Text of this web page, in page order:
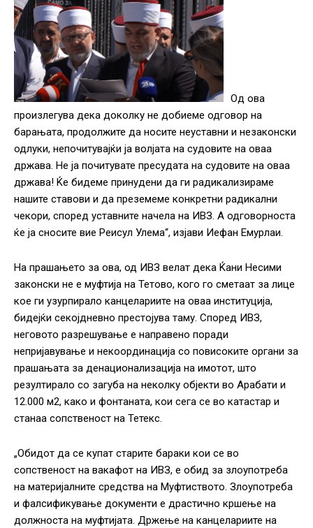
Од ова
произлегува дека доколку не добиеме одговор на
барањата, продолжите да носите неуставни и незаконски
одлуки, непочитувајќи ја волјата на судовите на оваа
држава. Не ја почитувате пресудата на судовите на оваа
држава! Ќе бидеме принудени да ги радикализираме
нашите ставови и да преземеме конкретни радикални
чекори, според уставните начела на ИВЗ. А одговорноста
ќе ја сносите вие Реисул Улема“, изјави Иефан Емурлаи.
На прашањето за ова, од ИВЗ велат дека Ќани Несими
законски не е муфтија на Тетово, кого го сметаат за лице
кое ги узурпирало канцелариите на оваа институција,
бидејќи секојдневно престојува таму. Според ИВЗ,
неговото разрешување е направено поради
непријавување и некоординација со повисоките органи за
прашањата за денационализација на имотот, што
резултирало со загуба на неколку објекти во Арабати и
12.000 м2, како и фонтаната, кои сега се во катастар и
станаа сопственост на Тетекс.
„Обидот да се купат старите бараки кои се во
сопственост на вакафот на ИВЗ, е обид за злоупотреба
на материјалните средства на Муфтиството. Злоупотреба
и фалсификување документи е драстично кршење на
должноста на муфтијата. Држење на канцелариите на